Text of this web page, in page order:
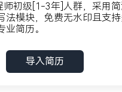
师初级[1-3年]人群，采用
法模块，免费无水印且支
简历。
导入简历